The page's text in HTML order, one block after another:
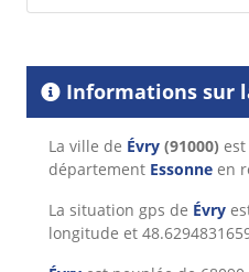
Informations sur
La ville de Évry (91000)
département Essonne en
La situation gps de Évry
longitude et